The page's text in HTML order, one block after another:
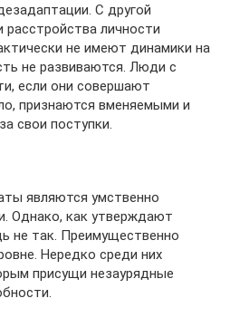
С другой
личности
не имеют динамики на
не развиваются. Люди с
если они совершают
признаются вменяемыми и
свои поступки.
являются умственно
Однако, как утверждают
не так. Преимущественно
Нередко среди них
присущи незаурядные